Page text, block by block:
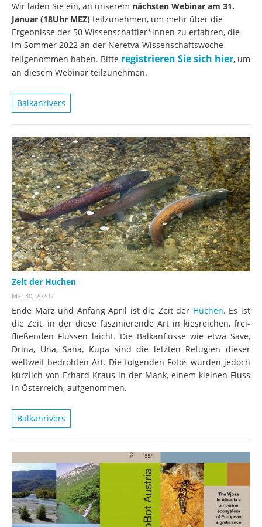
Wir laden Sie ein, an unserem nächsten Webinar am 31.
Januar (18Uhr MEZ) teilzunehmen, um mehr über die
Ergebnisse der 50 Wissenschaftler*innen zu erfahren, die
im Sommer 2022 an der Neretva-Wissenschaftswoche
teilgenommen haben. Bitte registrieren Sie sich hier, um
an diesem Webinar teilzunehmen.
Balkanrivers
Zeit der Huchen
Mär 30, 2020 /
Ende März und Anfang April ist die Zeit der Huchen. Es ist
die Zeit, in der diese faszinierende Art in kiesreichen, frei-
fließenden Flüssen laicht. Die Balkanflüsse wie etwa Save,
Drina, Una, Sana, Kupa sind die letzten Refugien dieser
weltweit bedrohten Art. Die folgenden Fotos wurden jedoch
kürzlich von Erhard Kraus in der Mank, einem kleinen Fluss
in Österreich, aufgenommen.
Balkanrivers